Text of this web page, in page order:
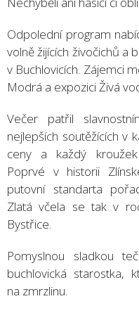
Odpolední program
volně žijících živočichů a
v Buchlovicích. Zájemci
Modrá a expozici Živá
Večer patřil
nejlepších soutěžících v
ceny a každý
Poprvé v historii
putovní standarta
Zlatá včela se tak v
Bystřice.
Pomyslnou sladkou
buchlovická starostka,
na zmrzlinu.